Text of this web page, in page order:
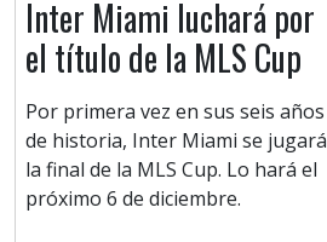
Inter Miami luchará por
el título de la MLS Cup
Por primera vez en sus seis años
de historia, Inter Miami se jugará
la final de la MLS Cup. Lo hará el
próximo 6 de diciembre.